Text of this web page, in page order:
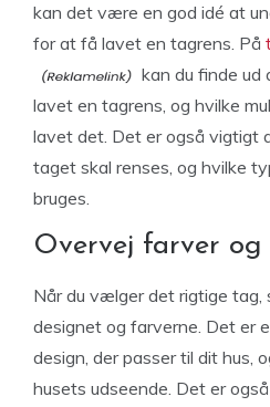
kan det være en god idé at
for at få lavet en tagrens. På
kan du finde
lavet en tagrens, og hvilke
lavet det. Det er også vigtigt
taget skal renses, og hvilke
bruges.
Overvej farver og
Når du vælger det rigtige tag,
designet og farverne. Det er
design, der passer til dit hus,
husets udseende. Det er